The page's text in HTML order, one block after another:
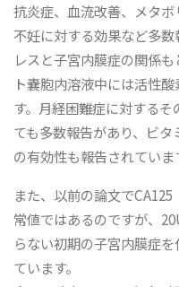
抗炎症、血流改善、メタ
不妊に対する効果など多
レスと子宮内膜症の関係
ト嚢胞内溶液中には活性
す。月経困難症に対する
ても多数報告があり、ビ
の有効性も報告されていま
また、以前の論文で
常値ではあるのですが、
らない初期の子宮内膜症
ています。